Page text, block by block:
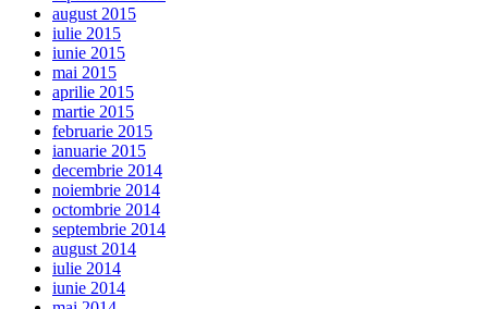
august 2015
iulie 2015
iunie 2015
mai 2015
aprilie 2015
martie 2015
februarie 2015
ianuarie 2015
decembrie 2014
noiembrie 2014
octombrie 2014
septembrie 2014
august 2014
iulie 2014
iunie 2014